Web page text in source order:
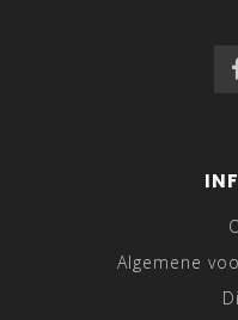
Algemene